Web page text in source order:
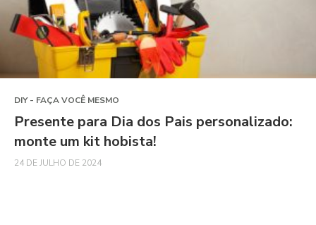
DIY - FAÇA VOCÊ MESMO
Presente para Dia dos Pais personalizado:
monte um kit hobista!
24 DE JULHO DE 2024